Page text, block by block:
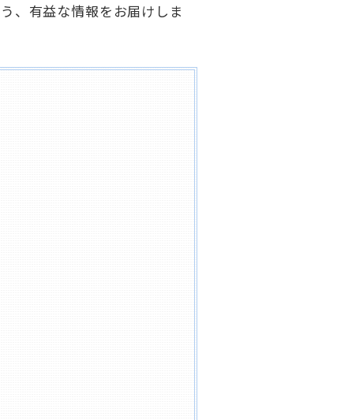
、有益な情報をお届けしま